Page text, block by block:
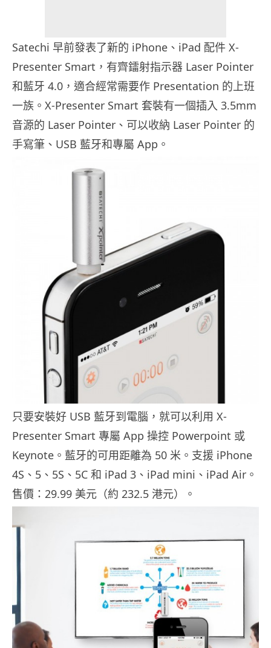
Satechi 早前發表了新的 iPhone、iPad 配件 X-
Presenter Smart，有齊鐳射指示器 Laser Pointer
和藍牙 4.0，適合經常需要作 Presentation 的上班
一族。X-Presenter Smart 套裝有一個插入 3.5mm
音源的 Laser Pointer、可以收納 Laser Pointer 的
手寫筆、USB 藍牙和專屬 App。
只要安裝好 USB 藍牙到電腦，就可以利用 X-
Presenter Smart 專屬 App 操控 Powerpoint 或
Keynote。藍牙的可用距離為 50 米。支援 iPhone
4S、5、5S、5C 和 iPad 3、iPad mini、iPad Air。
售價：29.99 美元（約 232.5 港元）。